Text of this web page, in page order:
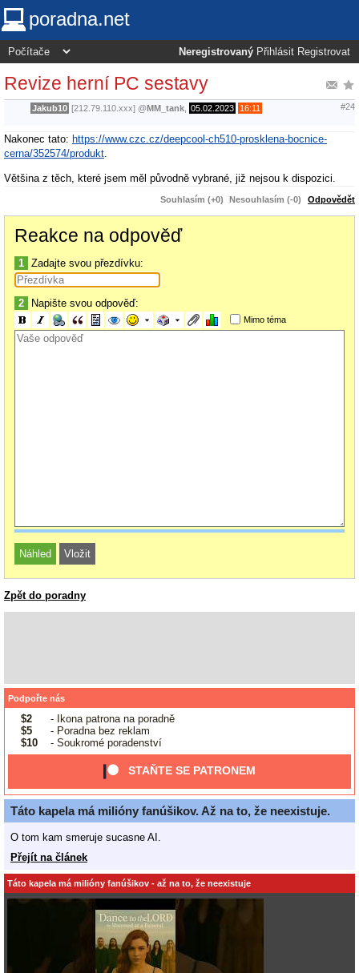
poradna.net
Neregistrovaný Přihlásit Registrovat
Revize herní PC sestavy
Jakub10 [212.79.110.xxx] @MM_tank 05.02.2023 16:11 #24
Nakonec tato: https://www.czc.cz/deepcool-ch510-prosklena-bocnice-
cerna/352574/produkt
Většina z těch, které jsem měl původně vybrané, již nejsou k dispozici.
Souhlasím (+0) Nesouhlasím (-0) Odpovědět
Reakce na odpověď
1 Zadajte svou přezdívku:
2 Napište svou odpověď:
Mimo téma
Zpět do poradny
Podpořte nás
$2
- Ikona patrona na poradně
$5
- Poradna bez reklam
$10
- Soukromé poradenství
STAŇTE SE PATRONEM
Táto kapela má milióny fanúšikov. Až na to, že neexistuje.
O tom kam smeruje sucasne AI.
Přejít na článek
Táto kapela má milióny fanúšikov - až na to, že neexistuje